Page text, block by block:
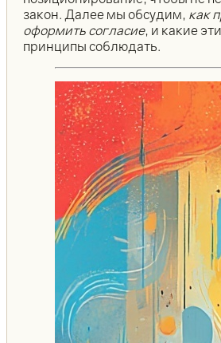
закон. Далее мы обсудим, как
оформить согласие, и какие
принципы соблюдать.